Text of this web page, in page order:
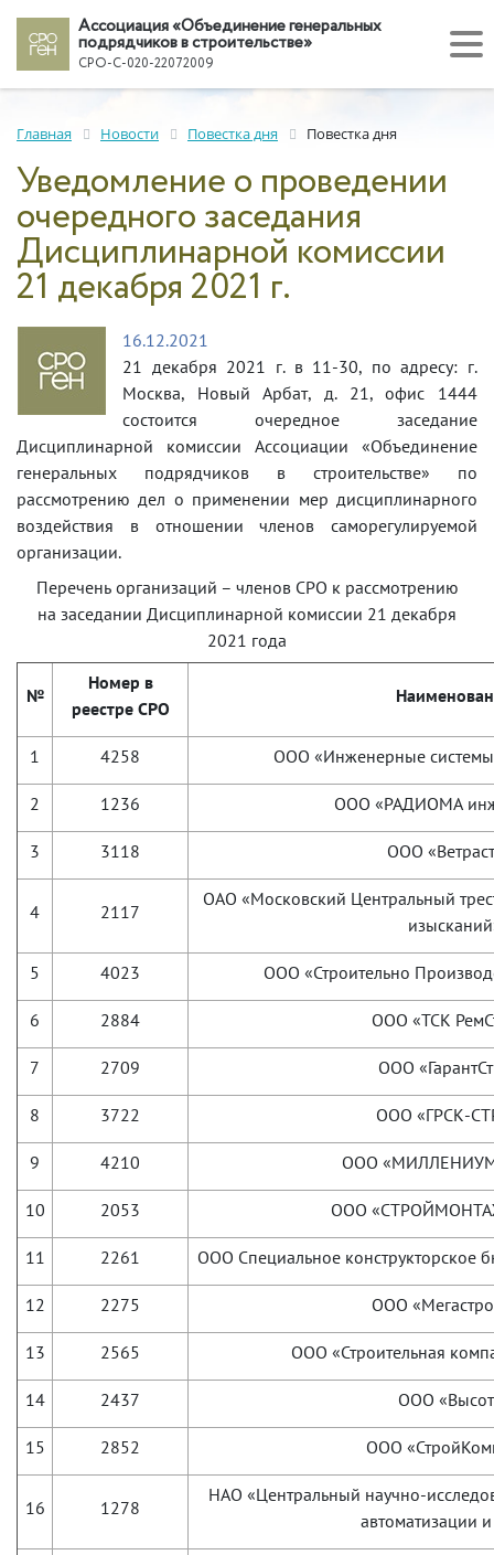
Ассоциация «Объединение генеральных
подрядчиков в строительстве»
СРО-С-020-22072009
Главная Новости Повестка дня Повестка дня
Уведомление о проведении
очередного заседания
Дисциплинарной комиссии
21 декабря 2021 г.
16.12.2021
21 декабря 2021 г. в 11-30, по адресу: г.
Москва, Новый Арбат, д. 21, офис 1444
состоится очередное заседание
Дисциплинарной комиссии Ассоциации «Объединение
генеральных подрядчиков в строительстве» по
рассмотрению дел о применении мер дисциплинарного
воздействия в отношении членов саморегулируемой
организации.
Перечень организаций – членов СРО к рассмотрению
на заседании Дисциплинарной комиссии 21 декабря
2021 года
№
Номер в
реестре СРО
1 4258 ООО «Инженерные
2 1236 ООО «РАДИОМА
3 3118 ООО
4 2117
ОАО «Московский Центральный
5 4023 ООО «Строительно
6 2884 ООО «ТСК
7 2709 ООО
8 3722 ООО «ГРСК-
9 4210 ООО
10 2053 ООО
11 2261 ООО Специальное конструкторское
12 2275 ООО
13 2565 ООО «Строительная
14 2437 ООО
15 2852 ООО
16 1278
НАО «Центральный научно-
автоматизации